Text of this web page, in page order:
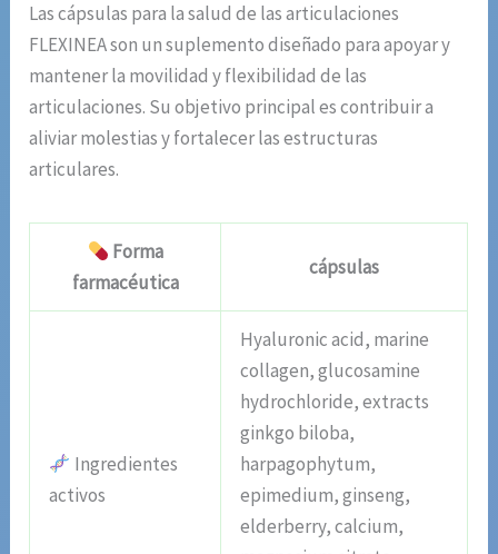
Las cápsulas para la salud de las articulaciones
FLEXINEA son un suplemento diseñado para apoyar y
mantener la movilidad y flexibilidad de las
articulaciones. Su objetivo principal es contribuir a
aliviar molestias y fortalecer las estructuras
articulares.
Forma
farmacéutica
cápsulas
Ingredientes
activos
Hyaluronic acid, marine
collagen, glucosamine
hydrochloride, extracts
ginkgo biloba,
harpagophytum,
epimedium, ginseng,
elderberry, calcium,